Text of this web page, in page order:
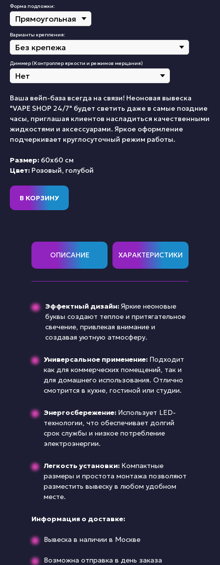
Форма подложки:
Варианты крепления:
Диммер (Контроллер яркости и режимов мерцания)
Ваша вейп-база всегда на связи! Неоновая вывеска
"VAPE SHOP 24/7" будет светить даже в самые поздние
часы, приглашая клиентов насладиться качественными
жидкостями и аксессуарами. Яркое оформление
подчеркивает круглосуточный режим работы.
Размер: 60х60 см
Цвет: Розовый, голубой
В КОРЗИНУ
ОПИСАНИЕ ХАРАКТЕРИСТИКИ
Эффектный дизайн:Яркие неоновые
буквы создают теплое и притягательное
свечение, привлекая внимание и
создавая уютную атмосферу.
Универсальное применение: Подходит
как для коммерческих помещений, так и
для домашнего использования. Отлично
смотрится в кухне, гостиной или студии.
Энергосбережение: Использует LED-
технологии, что обеспечивает долгий
срок службы и низкое потребление
электроэнергии.
Легкость установки: Компактные
размеры и простота монтажа позволяют
разместить вывеску в любом удобном
месте.
Вывеска в наличии в Москве
Возможна отправка в день заказа
Информация о доставке: